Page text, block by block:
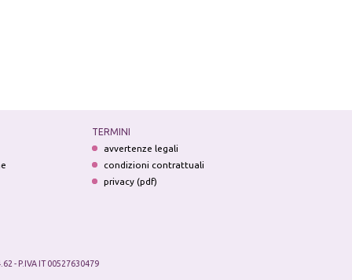
TERMINI
avvertenze legali
condizioni contrattuali
privacy (pdf)
- P.IVA IT 00527630479